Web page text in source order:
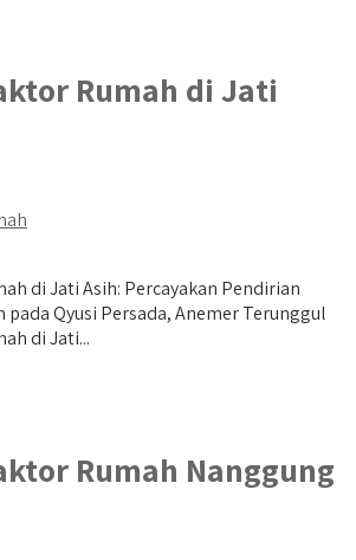
Rumah di Jati
di Jati Asih: Percayakan Pendirian
pada Qyusi Persada, Anemer Terunggul
di Jati...
Rumah Nanggung